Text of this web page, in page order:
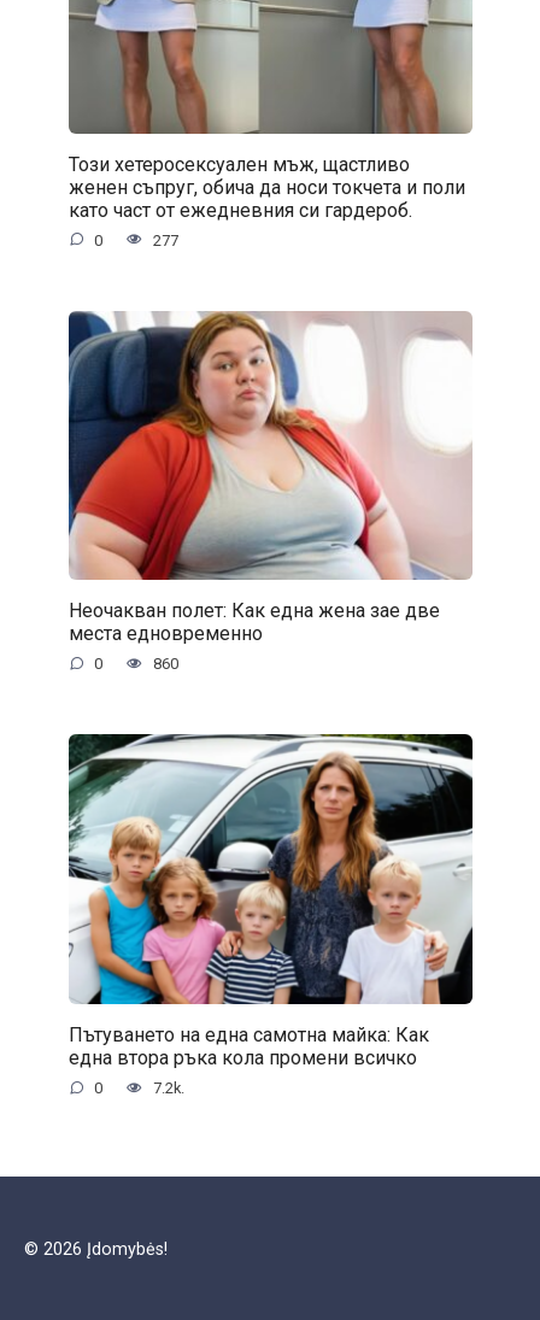
Този хетеросексуален мъж, щастливо
женен съпруг, обича да носи токчета и поли
като част от ежедневния си гардероб.
0 277
Неочакван полет: Как една жена зае две
места едновременно
0 860
Пътуването на една самотна майка: Как
една втора ръка кола промени всичко
0 7.2k.
© 2026 Įdomybės!